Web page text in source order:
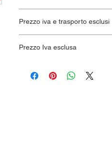
Prezzo iva e trasporto esclusi
Prezzo Iva esclusa